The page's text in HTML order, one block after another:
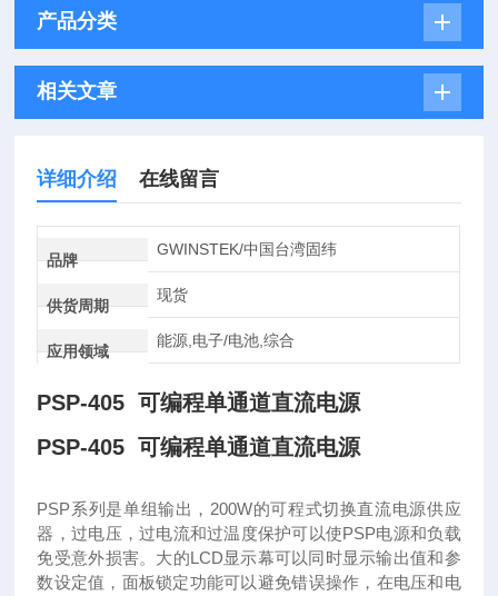
产品分类
相关文章
详细介绍 在线留言
品牌
GWINSTEK/中国台湾固纬
供货周期
现货
应用领域
能源,电子/电池,综合
PSP-405 可编程单通道直流电源
PSP-405 可编程单通道直流电源
PSP系列是单组输出，200W的可程式切换直流电源供应
器，过电压，过电流和过温度保护可以使PSP电源和负载
免受意外损害。大的LCD显示幕可以同时显示输出值和参
数设定值，面板锁定功能可以避免错误操作，在电压和电